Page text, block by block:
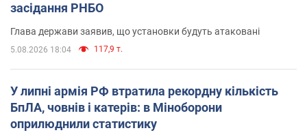
засідання РНБО
Глава держави заявив, що установки будуть атаковані
5.08.2026 18:04 117,9 т.
У липні армія РФ втратила рекордну кількість
БпЛА, човнів і катерів: в Міноборони
оприлюднили статистику